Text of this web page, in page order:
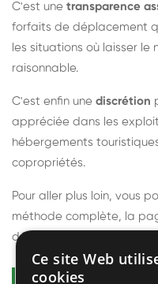
C'est une transparence
forfaits de déplacement
les situations où laisser
raisonnable.
C'est enfin une discrétion
appréciée dans les
hébergements
copropriétés.
Pour aller plus loin, vous
méthode complète, la
découvrir
Ce site Web
cookies